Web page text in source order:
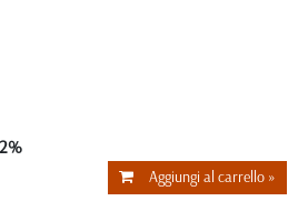
Aggiungi al carrello »